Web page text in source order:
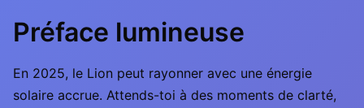
Préface lumineuse
En 2025, le Lion peut rayonner avec une énergie
solaire accrue. Attends-toi à des moments de clarté,